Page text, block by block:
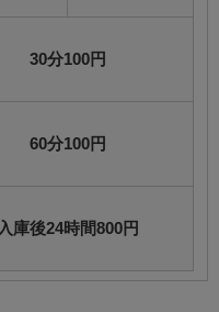
30分100円
60分100円
入庫後24時間800円